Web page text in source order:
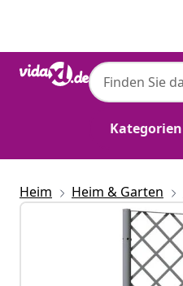
Kategorien
Heim Heim & Garten